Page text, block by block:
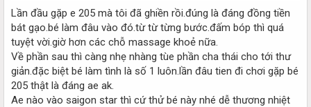
Lần đầu gặp e 205 mà tôi đã ghiền rồi.đúng là đáng đồng tiền
bát gạo.bé làm đâu vào đó.từ từ từng bước.đấm bóp thì quá
tuyệt vời.giờ hơn các chỗ massage khoẻ nữa.
Về phần sau thì càng nhẹ nhàng tùe phần cha thái cho tới thư
giản.đặc biệt bé làm tình là số 1 luôn.lần đâu tien đi chơi gặp bé
205 thật là đáng ae ak.
Ae nào vào saigon star thì cứ thử bé này nhé dễ thương nhiệt